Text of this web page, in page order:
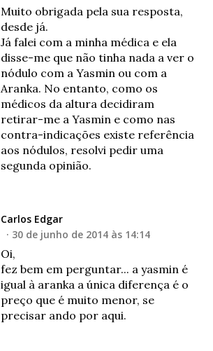
Muito obrigada pela sua resposta,
desde já.
Já falei com a minha médica e ela
disse-me que não tinha nada a ver o
nódulo com a Yasmin ou com a
Aranka. No entanto, como os
médicos da altura decidiram
retirar-me a Yasmin e como nas
contra-indicações existe referência
aos nódulos, resolvi pedir uma
segunda opinião.
Carlos Edgar
30 de junho de 2014 às 14:14
Oi,
fez bem em perguntar... a yasmin é
igual à aranka a única diferença é o
preço que é muito menor, se
precisar ando por aqui.